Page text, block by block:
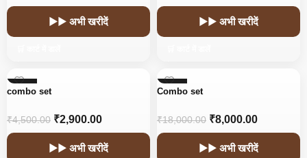
▶▶ अभी खरीदें ▶▶ अभी खरीदें
-36%
combo set
₹4,500.00 ₹2,900.00
▶▶ अभी खरीदें
-56%
Combo set
₹18,000.00 ₹8,000.00
▶▶ अभी खरीदें